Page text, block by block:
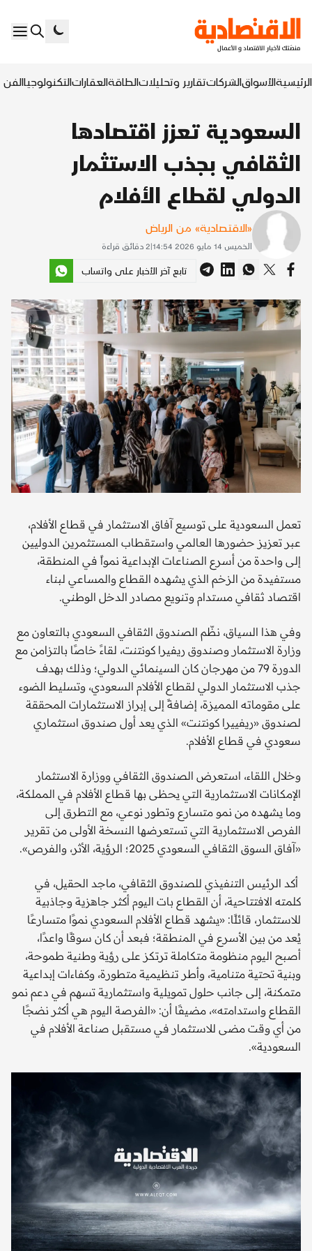
الرئيسيةالأسواقالشركاتتقارير وتحليلاتالطاقةالعقاراتالتكنولوجياالفن
السعودية تعزز اقتصادها
الثقافي بجذب الاستثمار
الدولي لقطاع الأفلام
«الاقتصادية» من الرياض
الخميس 14 مايو 2026 14:54 |
2 دقائق قراءة
تابع آخر الأخبار على واتساب
تعمل السعودية على توسيع آفاق الاستثمار في قطاع الأفلام،
عبر تعزيز حضورها العالمي واستقطاب المستثمرين الدوليين
إلى واحدة من أسرع الصناعات الإبداعية نمواً في المنطقة،
مستفيدة من الزخم الذي يشهده القطاع والمساعي لبناء
اقتصاد ثقافي مستدام وتنويع مصادر الدخل الوطني.
وفي هذا السياق، نظّم الصندوق الثقافي السعودي بالتعاون مع
وزارة الاستثمار وصندوق ريفيرا كونتنت، لقاءً خاصًا بالتزامن مع
الدورة 79 من مهرجان كان السينمائي الدولي؛ وذلك بهدف
جذب الاستثمار الدولي لقطاع الأفلام السعودي، وتسليط الضوء
على مقوماته المميزة، إضافةً إلى إبراز الاستثمارات المحققة
لصندوق «ريفييرا كونتنت» الذي يعد أول صندوق استثماري
سعودي في قطاع الأفلام.
وخلال اللقاء، استعرض الصندوق الثقافي ووزارة الاستثمار
الإمكانات الاستثمارية التي يحظى بها قطاع الأفلام في المملكة،
وما يشهده من نمو متسارع وتطور نوعي، مع التطرق إلى
الفرص الاستثمارية التي تستعرضها النسخة الأولى من تقرير
«آفاق السوق الثقافي السعودي 2025؛ الرؤية، الأثر، والفرص».
أكد الرئيس التنفيذي للصندوق الثقافي، ماجد الحقيل، في
كلمته الافتتاحية، أن القطاع بات اليوم أكثر جاهزية وجاذبية
للاستثمار، قائلًا: «يشهد قطاع الأفلام السعودي نموًا متسارعًا
يُعد من بين الأسرع في المنطقة؛ فبعد أن كان سوقًا واعدًا،
أصبح اليوم منظومة متكاملة ترتكز على رؤية وطنية طموحة،
وبنية تحتية متنامية، وأطر تنظيمية متطورة، وكفاءات إبداعية
متمكنة، إلى جانب حلول تمويلية واستثمارية تسهم في دعم نمو
القطاع واستدامته»، مضيفًا أن: «الفرصة اليوم هي أكثر نضجًا
من أي وقت مضى للاستثمار في مستقبل صناعة الأفلام في
السعودية».